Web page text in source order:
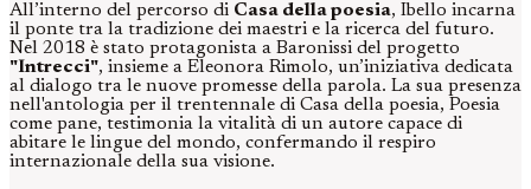
All’interno del percorso di Casa della poesia, Ibello incarna
il ponte tra la tradizione dei maestri e la ricerca del futuro.
Nel 2018 è stato protagonista a Baronissi del progetto
"Intrecci", insieme a Eleonora Rimolo, un’iniziativa dedicata
al dialogo tra le nuove promesse della parola. La sua presenza
nell'antologia per il trentennale di Casa della poesia, Poesia
come pane, testimonia la vitalità di un autore capace di
abitare le lingue del mondo, confermando il respiro
internazionale della sua visione.